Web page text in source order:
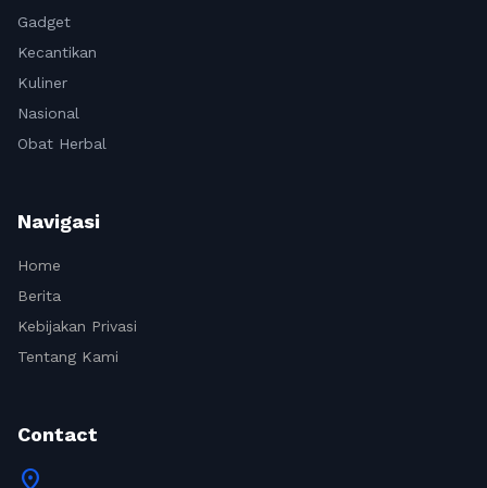
Gadget
Kecantikan
Kuliner
Nasional
Obat Herbal
Navigasi
Home
Berita
Kebijakan Privasi
Tentang Kami
Contact
location_on